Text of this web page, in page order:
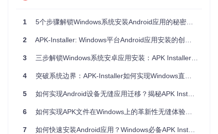
析到的应用信息和当前系统环境，自动做出最优安装策略。系
d应用运行。对于支持的环境，它会进一步分析应用的CPU架
架构与设备不匹配。APK Installer通过内置的ABIFilter和SDKF
a、arm64-v8a、x86等）和最低SDK版本，确保只有兼容的应
率。
1 5个步骤解锁Windows系统安装Android应用的秘密：APK Installer全攻略
2 APK-Installer: Windows平台Android应用安装的创新解决方案
3 三步解锁Windows系统安卓应用安装：APK Installer技术探索与实践指南
4 突破系统边界：APK-Installer如何实现Windows直装Android应用无缝运行
5 如何实现Android设备无缝应用迁移？揭秘APK Installer的无线传输方案
6 如何实现APK文件在Windows上的革新性无缝体验？3步解锁跨平台应用安装新方式
7 如何快速安装Android应用？Windows必备APK Installer完整指南